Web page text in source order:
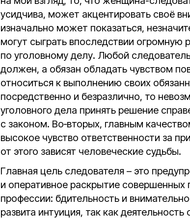
усидчива, может акцентировать своё
изначально может показаться,
могут сыграть впоследствии огромную
по уголовному делу. Любой
должен, а обязан обладать чувством
относиться к выполнению своих
посредственно и безразлично, то
уголовного дела принять решение
с законом. Во‑вторых, главным
высокое чувство ответственности за
от этого зависят человеческие судьбы.
Главная цель следователя – это
и оперативное раскрытие совершенных
профессии: бдительность и
развита интуиция, так как